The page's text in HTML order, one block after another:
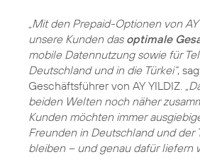
„Mit den Prepaid-Optionen von
unsere Kunden das optimale
mobile Datennutzung sowie für
Deutschland und in die Türkei“,
Geschäftsführer von AY YILDIZ.
beiden Welten noch näher
Kunden möchten immer
Freunden in Deutschland und der
bleiben – und genau dafür liefern